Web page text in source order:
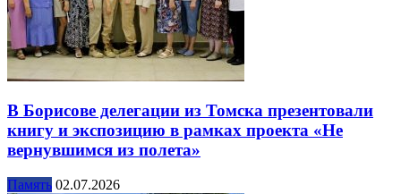
В Борисове делегации из Томска презентовали
книгу и экспозицию в рамках проекта «Не
вернувшимся из полета»
Память 02.07.2026